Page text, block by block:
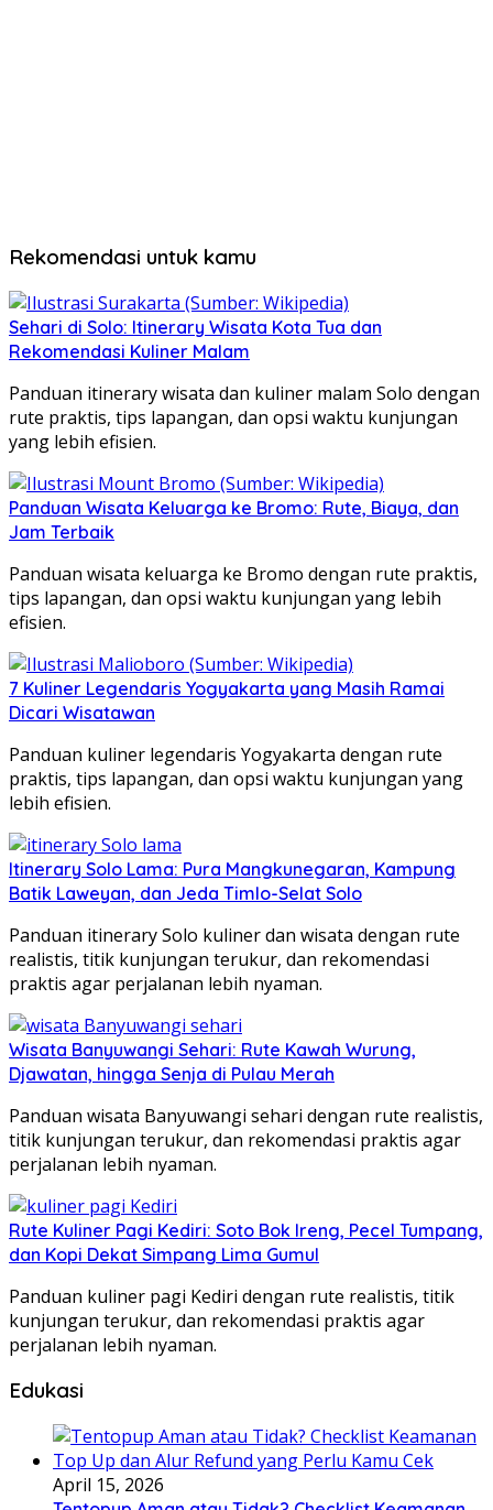
Rekomendasi untuk kamu
Sehari di Solo: Itinerary Wisata Kota Tua dan
Rekomendasi Kuliner Malam
Panduan itinerary wisata dan kuliner malam Solo dengan
rute praktis, tips lapangan, dan opsi waktu kunjungan
yang lebih efisien.
Panduan Wisata Keluarga ke Bromo: Rute, Biaya, dan
Jam Terbaik
Panduan wisata keluarga ke Bromo dengan rute praktis,
tips lapangan, dan opsi waktu kunjungan yang lebih
efisien.
7 Kuliner Legendaris Yogyakarta yang Masih Ramai
Dicari Wisatawan
Panduan kuliner legendaris Yogyakarta dengan rute
praktis, tips lapangan, dan opsi waktu kunjungan yang
lebih efisien.
Itinerary Solo Lama: Pura Mangkunegaran, Kampung
Batik Laweyan, dan Jeda Timlo-Selat Solo
Panduan itinerary Solo kuliner dan wisata dengan rute
realistis, titik kunjungan terukur, dan rekomendasi
praktis agar perjalanan lebih nyaman.
Wisata Banyuwangi Sehari: Rute Kawah Wurung,
Djawatan, hingga Senja di Pulau Merah
Panduan wisata Banyuwangi sehari dengan rute realistis,
titik kunjungan terukur, dan rekomendasi praktis agar
perjalanan lebih nyaman.
Rute Kuliner Pagi Kediri: Soto Bok Ireng, Pecel Tumpang,
dan Kopi Dekat Simpang Lima Gumul
Panduan kuliner pagi Kediri dengan rute realistis, titik
kunjungan terukur, dan rekomendasi praktis agar
perjalanan lebih nyaman.
Edukasi
April 15, 2026